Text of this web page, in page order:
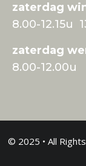
zaterdag
8.00-12.15u
zaterdag
8.00-12.00u
© 2025 • All